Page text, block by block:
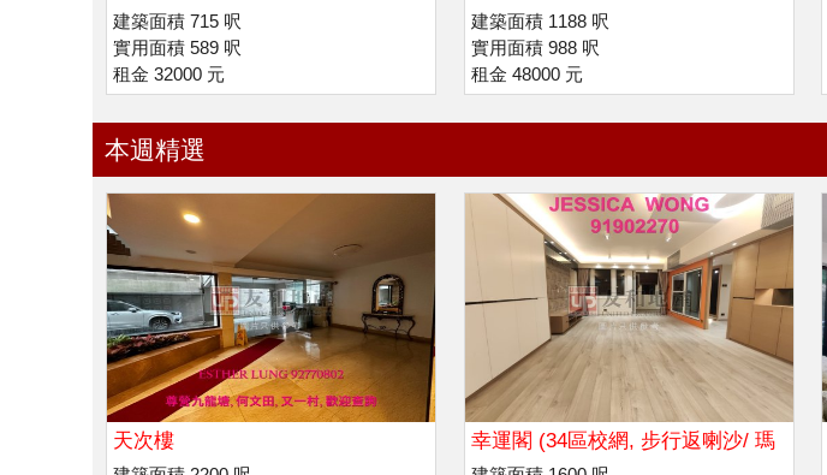
建築面積 715 呎
實用面積 589 呎
租金 32000 元
建築面積 1188 呎
實用面積 988 呎
租金 48000 元
本週精選
天次樓
幸運閣 (34區校網, 步行返喇沙/ 瑪
利諾書院